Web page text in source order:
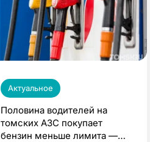
Актуальное
Половина водителей на
томских АЗС покупает
бензин меньше лимита —